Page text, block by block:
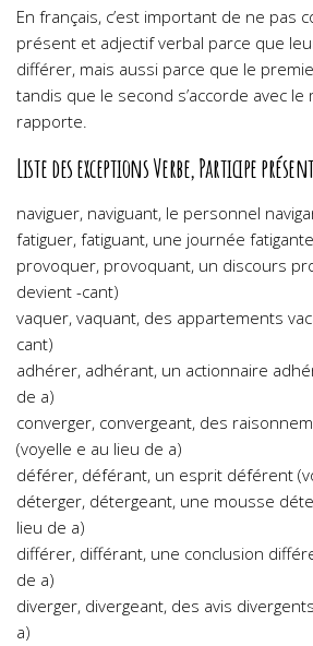
En français, c’est important de ne pas
présent et adjectif verbal parce que
différer, mais aussi parce que le
tandis que le second s’accorde avec le
rapporte.
Liste des exceptions Verbe, Participe
naviguer, naviguant, le personnel
fatiguer, fatiguant, une journée
provoquer, provoquant, un discours
devient -cant)
vaquer, vaquant, des appartements
cant)
adhérer, adhérant, un actionnaire
de a)
converger, convergeant, des
(voyelle e au lieu de a)
déférer, déférant, un esprit déférent
déterger, détergeant, une mousse
lieu de a)
différer, différant, une conclusion
de a)
diverger, divergeant, des avis
a)